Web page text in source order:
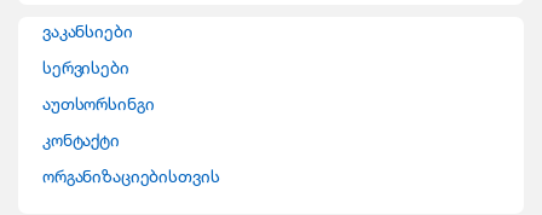
ვაკანსიები
სერვისები
აუთსორსინგი
კონტაქტი
ორგანიზაციებისთვის